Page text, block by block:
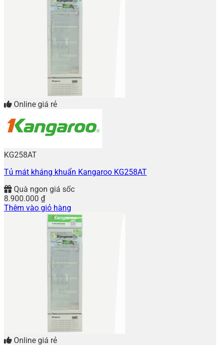
Online giá rẻ
KG258AT
Tủ mát kháng khuẩn Kangaroo KG258AT
Quà ngon giá sốc
8.900.000 ₫
Thêm vào giỏ hàng
Online giá rẻ